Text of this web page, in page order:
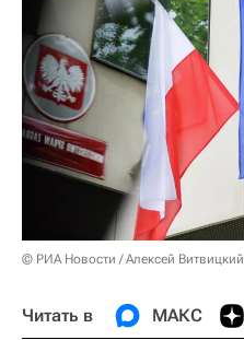
© РИА Новости / Алексей Витвицкий
Читать в МАКС